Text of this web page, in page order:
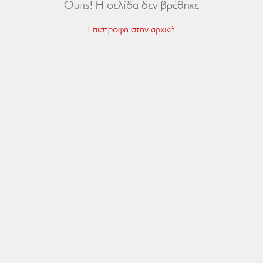
Ουπς! Η σελίδα δεν βρέθηκε
Επιστροφή στην αρχική